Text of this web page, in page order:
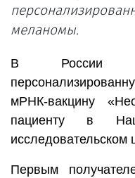
меланомы.
В России
мРНК-вакцину
пациенту в
исследовательском
Первым